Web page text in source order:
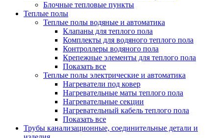
Блочные тепловые пункты
Теплые полы
Теплые полы водяные и автоматика
Клапаны для теплого пола
Комплекты для водяного теплого пола
Контроллеры водяного пола
Крепежные элементы для теплого пола
Показать все
Теплые полы электрические и автоматика
Нагреватели под ковер
Нагревательные маты теплого пола
Нагревательные секции
Нагревательный кабель теплого пола
Показать все
Трубы канализационные, соединительные детали и